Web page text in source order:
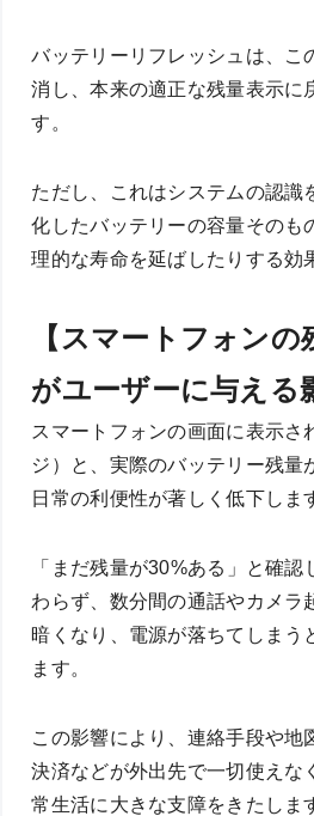
バッテリーリフレッシュは、こ
消し、本来の適正な残量表示に
す。
ただし、これはシステムの認識
化したバッテリーの容量そのも
理的な寿命を延ばしたりする効
【スマートフォンの
がユーザーに与える
スマートフォンの画面に表示さ
ジ）と、実際のバッテリー残量
日常の利便性が著しく低下しま
「まだ残量が30%ある」と確
わらず、数分間の通話やカメラ
暗くなり、電源が落ちてしまう
ます。
この影響により、連絡手段や地
決済などが外出先で一切使えな
常生活に大きな支障をきたしま